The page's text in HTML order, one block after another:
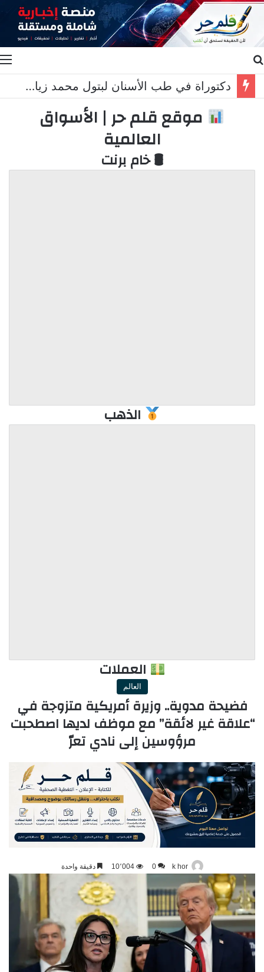
دكتوراة في طب الأسنان لبتول محمد زيات ابنة الدكتورة هنادي عباس واتحاد الجمعيات الأهلية زارها مهنئا
موقع قلم حر | الأسواق
العالمية
🛢 خام برنت
الذهب
العملات
العالم
فضيحة مدوية.. وزيرة أمريكية متزوجة في
“علاقة غير لائقة” مع موظف لديها اصطحبت
مرؤوسين إلى نادي تعرّ
k hor
0 10٬004 دقيقة واحدة